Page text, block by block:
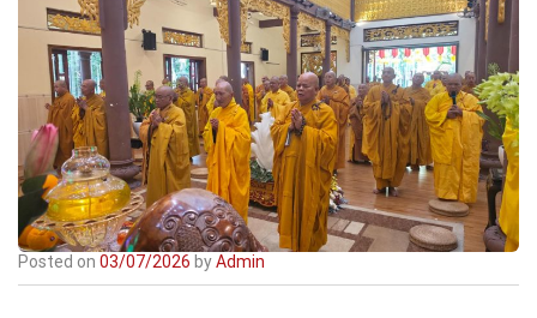
Posted on 03/07/2026 byAdmin